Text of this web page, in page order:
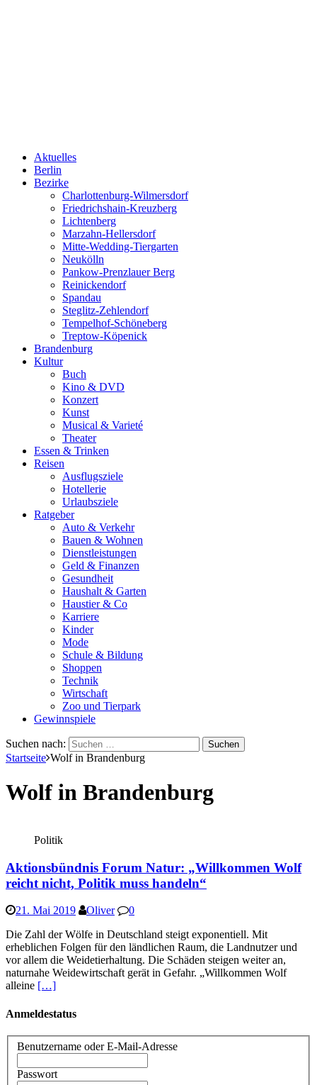
Aktuelles
Berlin
Bezirke
Charlottenburg-Wilmersdorf
Friedrichshain-Kreuzberg
Lichtenberg
Marzahn-Hellersdorf
Mitte-Wedding-Tiergarten
Neukölln
Pankow-Prenzlauer Berg
Reinickendorf
Spandau
Steglitz-Zehlendorf
Tempelhof-Schöneberg
Treptow-Köpenick
Brandenburg
Kultur
Buch
Kino & DVD
Konzert
Kunst
Musical & Varieté
Theater
Essen & Trinken
Reisen
Ausflugsziele
Hotellerie
Urlaubsziele
Ratgeber
Auto & Verkehr
Bauen & Wohnen
Dienstleistungen
Geld & Finanzen
Gesundheit
Haushalt & Garten
Haustier & Co
Karriere
Kinder
Mode
Schule & Bildung
Shoppen
Technik
Wirtschaft
Zoo und Tierpark
Gewinnspiele
Suchen nach:
Startseite Wolf in Brandenburg
Wolf in Brandenburg
Politik
Aktionsbündnis Forum Natur: „Willkommen Wolf
reicht nicht, Politik muss handeln“
21. Mai 2019 Oliver
0
Die Zahl der Wölfe in Deutschland steigt exponentiell. Mit
erheblichen Folgen für den ländlichen Raum, die Landnutzer und
vor allem die Weidetierhaltung. Die Schäden steigen weiter an,
naturnahe Weidewirtschaft gerät in Gefahr. „Willkommen Wolf
alleine […]
Anmeldestatus
Benutzername oder E-Mail-Adresse
Passwort